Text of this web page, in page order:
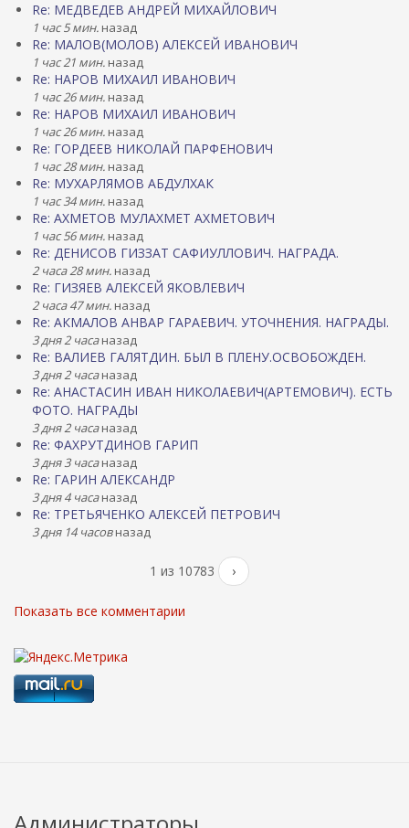
Re: МЕДВЕДЕВ АНДРЕЙ МИХАЙЛОВИЧ
1 час 5 мин. назад
Re: МАЛОВ(МОЛОВ) АЛЕКСЕЙ ИВАНОВИЧ
1 час 21 мин. назад
Re: НАРОВ МИХАИЛ ИВАНОВИЧ
1 час 26 мин. назад
Re: НАРОВ МИХАИЛ ИВАНОВИЧ
1 час 26 мин. назад
Re: ГОРДЕЕВ НИКОЛАЙ ПАРФЕНОВИЧ
1 час 28 мин. назад
Re: МУХАРЛЯМОВ АБДУЛХАК
1 час 34 мин. назад
Re: АХМЕТОВ МУЛАХМЕТ АХМЕТОВИЧ
1 час 56 мин. назад
Re: ДЕНИСОВ ГИЗЗАТ САФИУЛЛОВИЧ. НАГРАДА.
2 часа 28 мин. назад
Re: ГИЗЯЕВ АЛЕКСЕЙ ЯКОВЛЕВИЧ
2 часа 47 мин. назад
Re: АКМАЛОВ АНВАР ГАРАЕВИЧ. УТОЧНЕНИЯ. НАГРАДЫ.
3 дня 2 часаназад
Re: ВАЛИЕВ ГАЛЯТДИН. БЫЛ В ПЛЕНУ.ОСВОБОЖДЕН.
3 дня 2 часаназад
Re: АНАСТАСИН ИВАН НИКОЛАЕВИЧ(АРТЕМОВИЧ). ЕСТЬ
ФОТО. НАГРАДЫ
3 дня 2 часаназад
Re: ФАХРУТДИНОВ ГАРИП
3 дня 3 часаназад
Re: ГАРИН АЛЕКСАНДР
3 дня 4 часаназад
Re: ТРЕТЬЯЧЕНКО АЛЕКСЕЙ ПЕТРОВИЧ
3 дня 14 часовназад
1 из 10783 ›
Показать все комментарии